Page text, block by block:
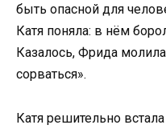
быть опасной для
Катя поняла: в нём
Казалось, Фрида
сорваться».
Катя решительно